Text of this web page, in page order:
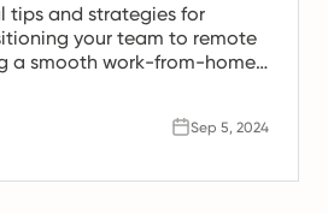
tips and strategies for
your team to remote
a smooth work-from-home
Sep 5, 2024